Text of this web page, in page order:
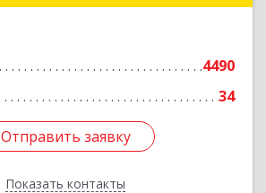
4490
34
Отправить заявку
Показать контакты
Отправить заявку
Назад